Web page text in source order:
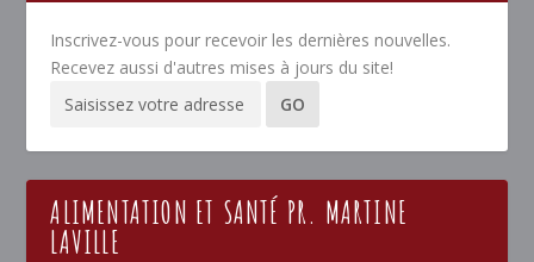
Inscrivez-vous pour recevoir les dernières nouvelles.
Recevez aussi d'autres mises à jours du site!
ALIMENTATION ET SANTÉ PR. MARTINE
LAVILLE